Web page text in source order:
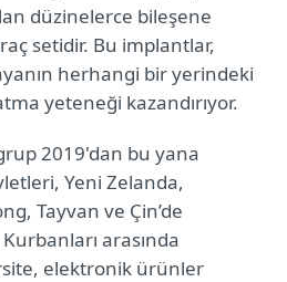
düzinelerce bileşene
setidir. Bu implantlar,
herhangi bir yerindeki
yeteneği kazandırıyor.
2019'dan bu yana
Yeni Zelanda,
Tayvan ve Çin’de
arasında
elektronik ürünler